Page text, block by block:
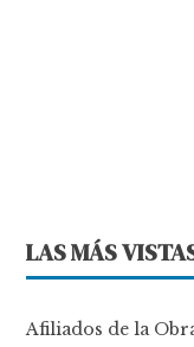
LAS MÁS
Afiliados de la